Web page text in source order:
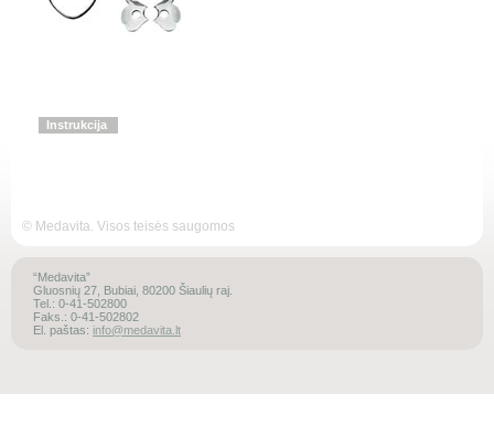
Instrukcija
© Medavita. Visos teisės saugomos
“Medavita”
Gluosnių 27, Bubiai, 80200 Šiaulių raj.
Tel.: 0-41-502800
Faks.: 0-41-502802
El. paštas: info@medavita.lt